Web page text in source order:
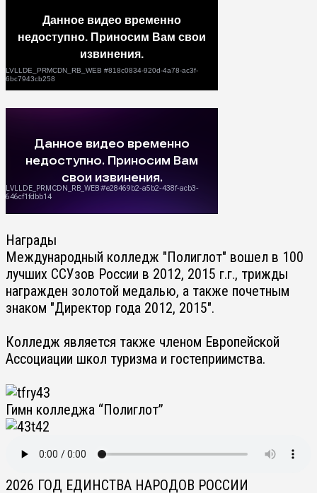
Награды
Международный колледж "Полиглот" вошел в 100
лучших ССУзов России в 2012, 2015 г.г., трижды
награжден золотой медалью, а также почетным
знаком "Директор года 2012, 2015".
Колледж является также членом Европейской
Ассоциации школ туризма и гостеприимства.
Гимн колледжа “Полиглот”
2026 ГОД ЕДИНСТВА НАРОДОВ РОССИИ